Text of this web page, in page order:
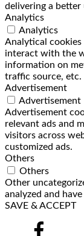
delivering a
Analytics
Analytics
Analytical
interact with the
information on
traffic source, etc.
Advertisement
Advertisement
Advertisement
relevant ads and
visitors across
customized ads.
Others
Others
Other
analyzed and
SAVE & ACCEPT